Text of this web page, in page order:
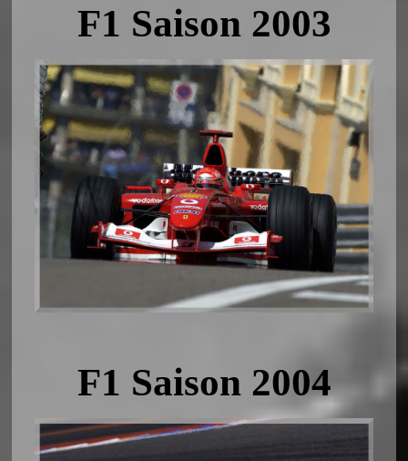
F1 Saison 2003
F1 Saison 2004